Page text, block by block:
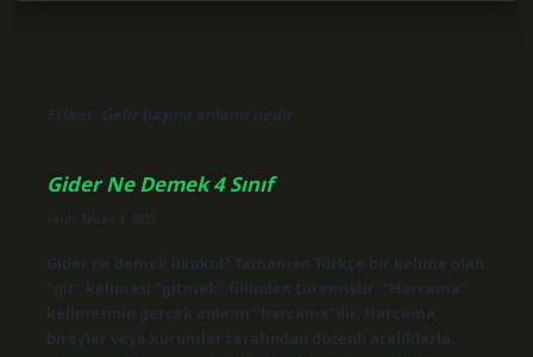
Etiket: Gelir başına anlamı nedir
Gider Ne Demek 4 Sınıf
Tarih: Nisan 4, 2025
Gider ne demek ilkokul? Tamamen Türkçe bir kelime olan
“git” kelimesi “gitmek” fiilinden türemiştir. “Harcama”
kelimesinin gerçek anlamı “harcama”dır. Harcama,
bireyler veya kurumlar tarafından düzenli aralıklarla